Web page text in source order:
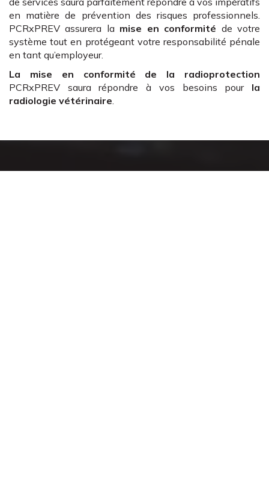
en matière de prévention des risques professionnels.
PCRxPREV assurera la mise en conformité de votre
système tout en protégeant votre responsabilité pénale
en tant qu’employeur.
La mise en conformité de la radioprotection
PCRxPREV saura répondre à vos besoins pour
la
radiologie vétérinaire.